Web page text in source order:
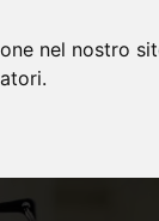
nel nostro